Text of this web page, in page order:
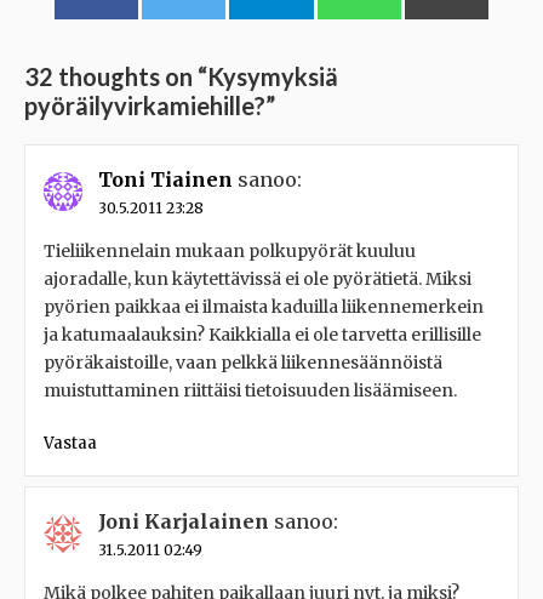
32 thoughts on “Kysymyksiä
pyöräilyvirkamiehille?”
Toni Tiainen sanoo:
30.5.2011 23:28
Tieliikennelain mukaan polkupyörät kuuluu
ajoradalle, kun käytettävissä ei ole pyörätietä. Miksi
pyörien paikkaa ei ilmaista kaduilla liikennemerkein
ja katumaalauksin? Kaikkialla ei ole tarvetta erillisille
pyöräkaistoille, vaan pelkkä liikennesäännöistä
muistuttaminen riittäisi tietoisuuden lisäämiseen.
Vastaa
Joni Karjalainen sanoo:
31.5.2011 02:49
Mikä polkee pahiten paikallaan juuri nyt, ja miksi?